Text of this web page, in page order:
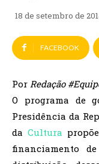
18 de setembro de
FACEBOOK
Por Redação
O programa de
Presidência da
da Cultura
financiamento